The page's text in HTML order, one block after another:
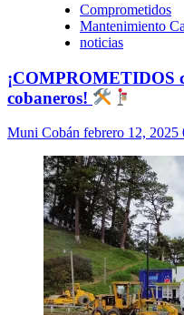
Comprometidos
Mantenimiento
noticias
¡COMPROMETIDOS
cobaneros!
Muni Cobán febrero 12, 2025